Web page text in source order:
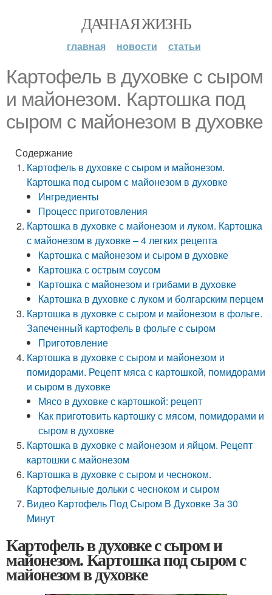
ДАЧНАЯ ЖИЗНЬ
главная новости статьи
Картофель в духовке с сыром
и майонезом. Картошка под
сыром с майонезом в духовке
Содержание
Картофель в духовке с сыром и майонезом.
Картошка под сыром с майонезом в духовке
Ингредиенты
Процесс приготовления
Картошка в духовке с майонезом и луком. Картошка
с майонезом в духовке – 4 легких рецепта
Картошка с майонезом и сыром в духовке
Картошка с острым соусом
Картошка с майонезом и грибами в духовке
Картошка в духовке с луком и болгарским перцем
Картошка в духовке с сыром и майонезом в фольге.
Запеченный картофель в фольге с сыром
Приготовление
Картошка в духовке с сыром и майонезом и
помидорами. Рецепт мяса с картошкой, помидорами
и сыром в духовке
Мясо в духовке с картошкой: рецепт
Как приготовить картошку с мясом, помидорами и
сыром в духовке
Картошка в духовке с майонезом и яйцом. Рецепт
картошки с майонезом
Картошка в духовке с сыром и чесноком.
Картофельные дольки с чесноком и сыром
Видео Картофель Под Сыром В Духовке За 30
Минут
Картофель в духовке с сыром и
майонезом. Картошка под сыром с
майонезом в духовке